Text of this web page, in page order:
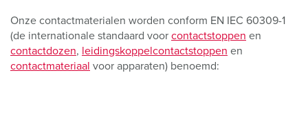
Onze contactmaterialen worden conform EN IEC 60309-1
(de internationale standaard voor contactstoppen en
contactdozen, leidingskoppelcontactstoppen en
contactmateriaal voor apparaten) benoemd: